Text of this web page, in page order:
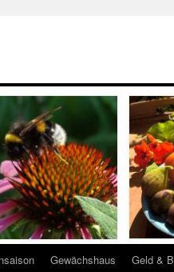
Gewächshaus Geld &